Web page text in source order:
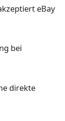
eBay
bei
direkte